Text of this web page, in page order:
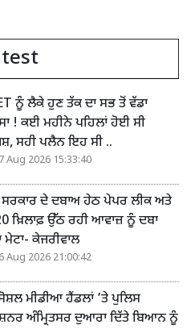
ਨੂੰ ਲੈਕੇ ਹੁਣ ਤੱਕ ਦਾ ਸਭ ਤੋਂ ਵੱਡਾ
! ਕਈ ਮਹੀਨੇ ਪਹਿਲਾਂ ਹੋਈ ਸੀ
ਸਹੀ ਪਲੈਨ ਇਹ ਸੀ ..
Aug 2026 15:33:40
ਸਰਕਾਰ ਦੇ ਦਬਾਅ ਹੇਠ ਪੇਪਰ ਲੀਕ ਅਤੇ
ਖ਼ਿਲਾਫ਼ ਉੱਠ ਰਹੀ ਆਵਾਜ਼ ਨੂੰ ਦਬਾ
ਮੇਟਾ- ਕੇਜਰੀਵਾਲ
Aug 2026 21:00:42
ਮੀਡੀਆ ਹੈਂਡਲਾਂ ’ਤੇ ਪੁਲਿਸ
ਅੰਮ੍ਰਿਤਸਰ ਦੁਆਰਾ ਦਿੱਤੇ ਬਿਆਨ ਨੂੰ